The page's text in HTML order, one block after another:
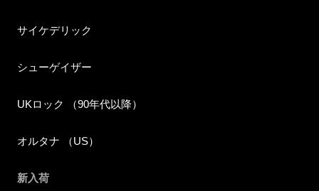
サイケデリック
シューゲイザー
UKロック （90年代以降）
オルタナ （US）
新入荷